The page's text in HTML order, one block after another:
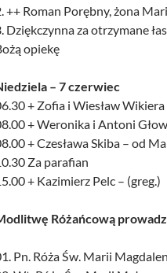
++ Roman Porębny, żona
Dziękczynna za otrzymane
opiekę
– 7 czerwiec
+ Zofia i Wiesław Wikiera
+ Weronika i Antoni
+ Czesława Skiba – od
Za parafian
+ Kazimierz Pelc – (greg.)
Różańcową
Pn. Róża Św. Marii